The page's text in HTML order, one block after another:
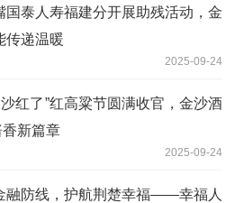
国泰人寿福建分开展助残活动，金
传递温暖
2025-09-24
红了”红高粱节圆满收官，金沙酒
新篇章
2025-09-24
融防线，护航荆楚幸福——幸福人